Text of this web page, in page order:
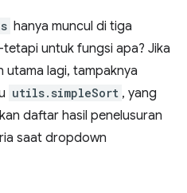
hanya muncul di tiga
untuk fungsi apa? Jika
utama lagi, tampaknya
utils.simpleSort , yang
daftar hasil penelusuran
saat dropdown